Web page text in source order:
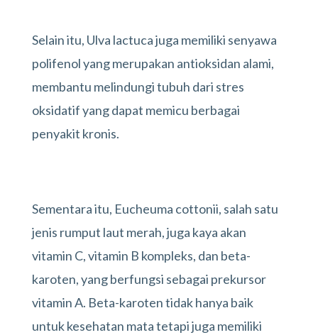
Selain itu, Ulva lactuca juga memiliki senyawa
polifenol yang merupakan antioksidan alami,
membantu melindungi tubuh dari stres
oksidatif yang dapat memicu berbagai
penyakit kronis.
Sementara itu, Eucheuma cottonii, salah satu
jenis rumput laut merah, juga kaya akan
vitamin C, vitamin B kompleks, dan beta-
karoten, yang berfungsi sebagai prekursor
vitamin A. Beta-karoten tidak hanya baik
untuk kesehatan mata tetapi juga memiliki